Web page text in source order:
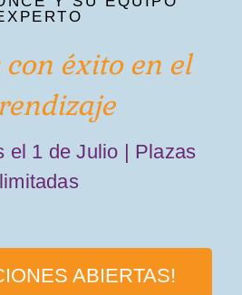
con éxito en el
el 1 de Julio | Plazas
limitadas
ABIERTAS!